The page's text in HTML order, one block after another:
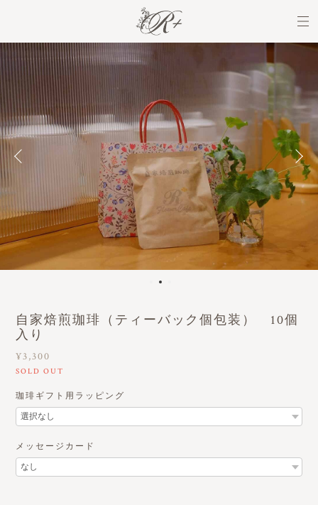
自家焙煎珈琲（ティーバック個包装） 10個
入り
¥3,300
SOLD OUT
珈琲ギフト用ラッピング
メッセージカード